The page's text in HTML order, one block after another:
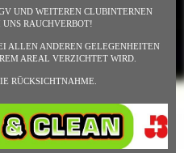
UND WEITEREN CLUBINTERNEN
RAUCHVERBOT!
ALLEN ANDEREN GELEGENHEITEN
AREAL VERZICHTET WIRD.
RÜCKSICHTNAHME.